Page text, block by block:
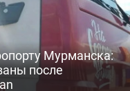
Мурманска:
после